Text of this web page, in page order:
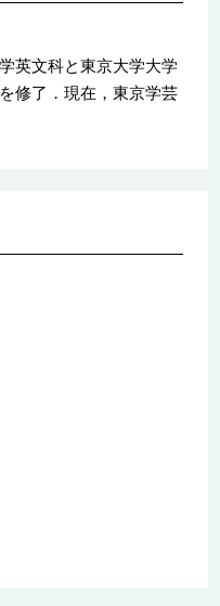
英文科と東京大学大学
修了．現在，東京学芸